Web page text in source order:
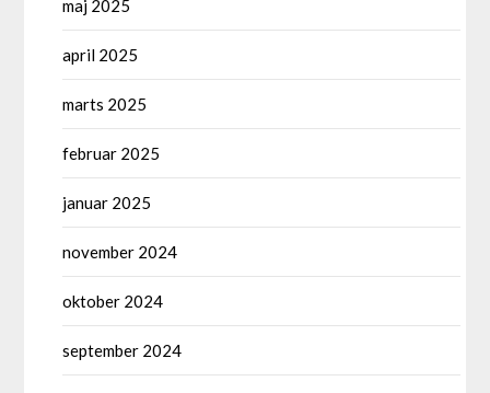
maj 2025
april 2025
marts 2025
februar 2025
januar 2025
november 2024
oktober 2024
september 2024